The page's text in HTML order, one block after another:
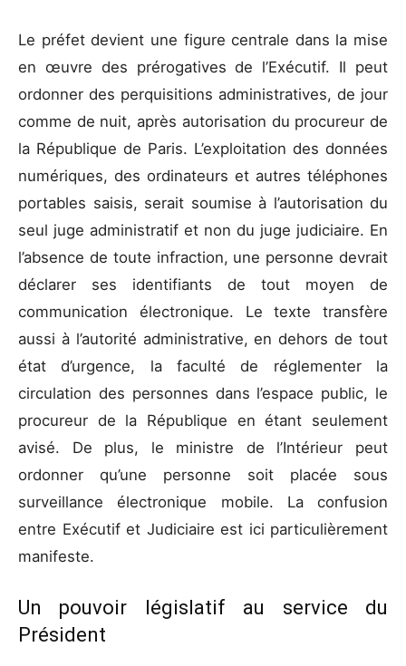
Le préfet devient une figure centrale dans la mise
en œuvre des prérogatives de l’Exécutif. Il peut
ordonner des perquisitions administratives, de jour
comme de nuit, après autorisation du procureur de
la République de Paris. L’exploitation des données
numériques, des ordinateurs et autres téléphones
portables saisis, serait soumise à l’autorisation du
seul juge administratif et non du juge judiciaire. En
l’absence de toute infraction, une personne devrait
déclarer ses identifiants de tout moyen de
communication électronique. Le texte transfère
aussi à l’autorité administrative, en dehors de tout
état d’urgence, la faculté de réglementer la
circulation des personnes dans l’espace public, le
procureur de la République en étant seulement
avisé. De plus, le ministre de l’Intérieur peut
ordonner qu’une personne soit placée sous
surveillance électronique mobile. La confusion
entre Exécutif et Judiciaire est ici particulièrement
manifeste.
Un pouvoir législatif au service du
Président